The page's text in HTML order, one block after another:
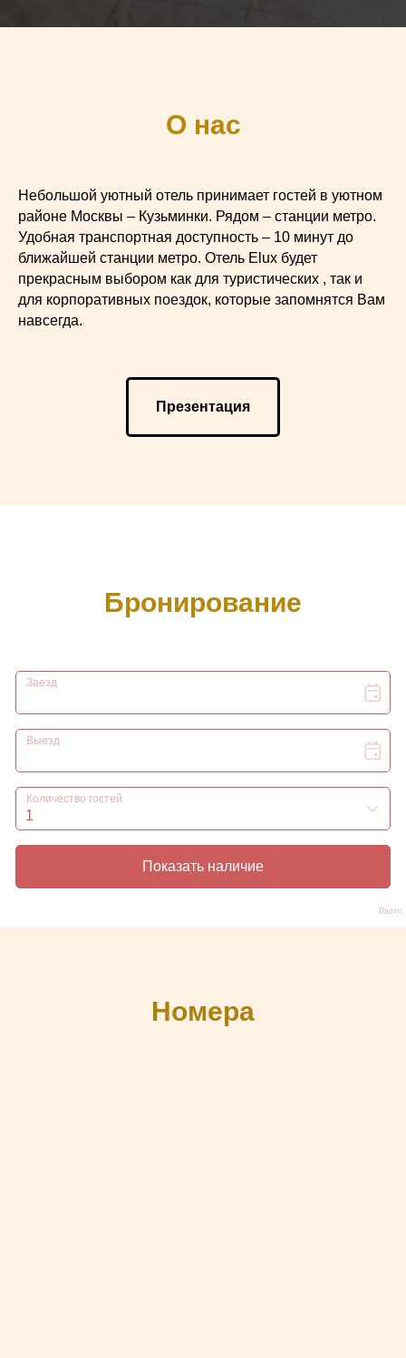
О нас
Небольшой уютный отель принимает гостей в уютном
районе Москвы – Кузьминки. Рядом – станции метро.
Удобная транспортная доступность – 10 минут до
ближайшей станции метро. Отель Elux будет
прекрасным выбором как для туристических , так и
для корпоративных поездок, которые запомнятся Вам
навсегда.
Презентация
Бронирование
Bnovo
Номера